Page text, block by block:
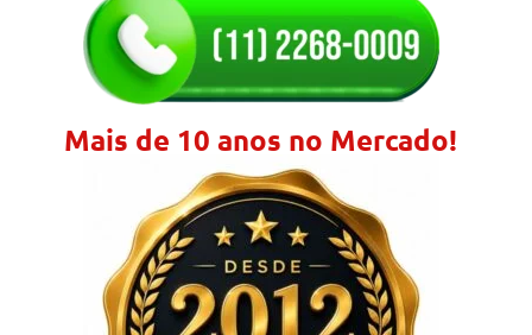
Mais de 10 anos no Mercado!